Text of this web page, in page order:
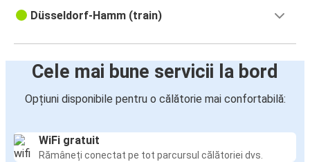
Düsseldorf-Hamm (train)
Cele mai bune servicii la bord
Opțiuni disponibile pentru o călătorie mai confortabilă:
WiFi gratuit
Rămâneți conectat pe tot parcursul călătoriei dvs.